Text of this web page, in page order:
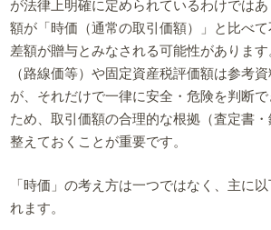
が法律上明確に定められているわけでは
額が「時価（通常の取引価額）」と比べて
差額が贈与とみなされる可能性がありま
（路線価等）や固定資産税評価額は参考
が、それだけで一律に安全・危険を判断
ため、取引価額の合理的な根拠（査定書
整えておくことが重要です。
「時価」の考え方は一つではなく、主に
れます。